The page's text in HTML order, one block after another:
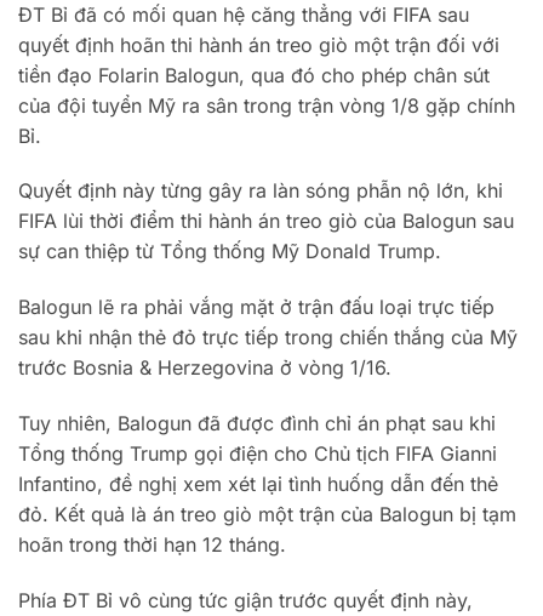
ĐT Bỉ đã có mối quan hệ căng thẳng với FIFA sau
quyết định hoãn thi hành án treo giò một trận đối với
tiền đạo Folarin Balogun, qua đó cho phép chân sút
của đội tuyển Mỹ ra sân trong trận vòng 1/8 gặp chính
Bỉ.
Quyết định này từng gây ra làn sóng phẫn nộ lớn, khi
FIFA lùi thời điểm thi hành án treo giò của Balogun sau
sự can thiệp từ Tổng thống Mỹ Donald Trump.
Balogun lẽ ra phải vắng mặt ở trận đấu loại trực tiếp
sau khi nhận thẻ đỏ trực tiếp trong chiến thắng của Mỹ
trước Bosnia & Herzegovina ở vòng 1/16.
Tuy nhiên, Balogun đã được đình chỉ án phạt sau khi
Tổng thống Trump gọi điện cho Chủ tịch FIFA Gianni
Infantino, đề nghị xem xét lại tình huống dẫn đến thẻ
đỏ. Kết quả là án treo giò một trận của Balogun bị tạm
hoãn trong thời hạn 12 tháng.
Phía ĐT Bỉ vô cùng tức giận trước quyết định này,